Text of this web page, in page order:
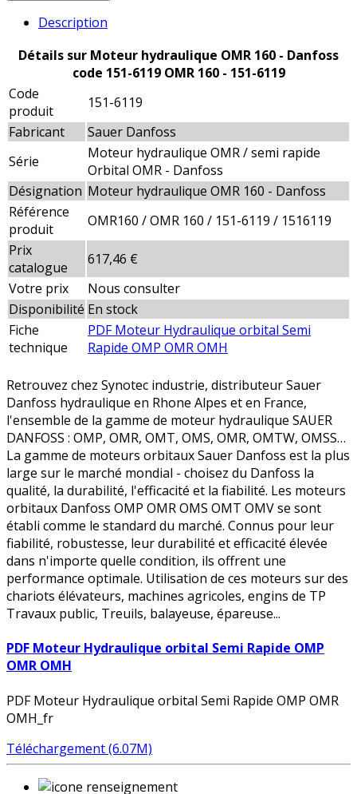
Description
Détails sur Moteur hydraulique OMR 160 - Danfoss
code 151-6119 OMR 160 - 151-6119
Code
produit
151-6119
Fabricant
Sauer Danfoss
Série
Moteur hydraulique OMR / semi rapide
Orbital OMR - Danfoss
Désignation Moteur hydraulique OMR 160 - Danfoss
Référence
produit
OMR160 / OMR 160 / 151-6119 / 1516119
Prix
catalogue
617,46 €
Votre prix
Nous consulter
Disponibilité En stock
Fiche
technique
PDF Moteur Hydraulique orbital Semi
Rapide OMP OMR OMH
Retrouvez chez Synotec industrie, distributeur Sauer
Danfoss hydraulique en Rhone Alpes et en France,
l'ensemble de la gamme de moteur hydraulique SAUER
DANFOSS : OMP, OMR, OMT, OMS, OMR, OMTW, OMSS…
La gamme de moteurs orbitaux Sauer Danfoss est la plus
large sur le marché mondial - choisez du Danfoss la
qualité, la durabilité, l'efficacité et la fiabilité. Les moteurs
orbitaux Danfoss OMP OMR OMS OMT OMV se sont
établi comme le standard du marché. Connus pour leur
fiabilité, robustesse, leur durabilité et efficacité élevée
dans n'importe quelle condition, ils offrent une
performance optimale. Utilisation de ces moteurs sur des
chariots élévateurs, machines agricoles, engins de TP
Travaux public, Treuils, balayeuse, épareuse...
PDF Moteur Hydraulique orbital Semi Rapide OMP
OMR OMH
PDF Moteur Hydraulique orbital Semi Rapide OMP OMR
OMH_fr
Téléchargement (6.07M)